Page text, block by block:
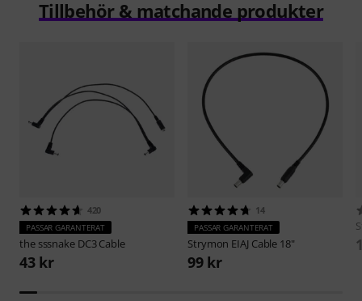
Tillbehör & matchande produkter
420
PASSAR GARANTERAT
the sssnake DC3 Cable
43 kr
14
PASSAR GARANTERAT
Strymon EIAJ Cable 18"
99 kr